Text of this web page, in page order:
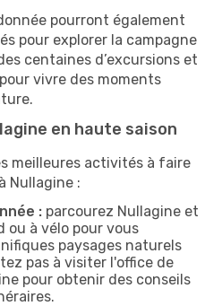
pourront également
pour explorer la campagne
centaines d’excursions et
vivre des moments
en haute saison
meilleures activités à faire
Nullagine :
: parcourez Nullagine et
ou à vélo pour vous
paysages naturels
pas à visiter l'office de
pour obtenir des conseils